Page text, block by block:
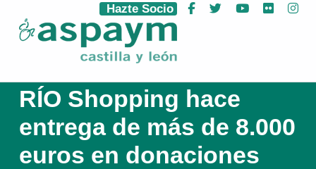
ASPAYM Castilla y León
Hazte Socio Facebook
Twitter YouTube
Flickr
RÍO Shopping hace
entrega de más de 8.000
euros en donaciones